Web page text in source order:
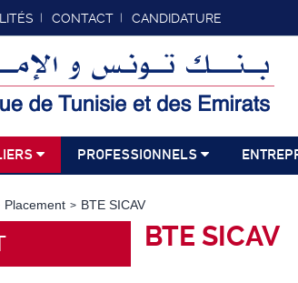
CONTACT CANDIDATURE
PROFESSIONNELS
Placement BTE SICAV
BTE SICAV